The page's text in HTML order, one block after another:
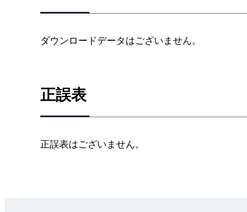
ダウンロードデータはございません。
正誤表
正誤表はございません。